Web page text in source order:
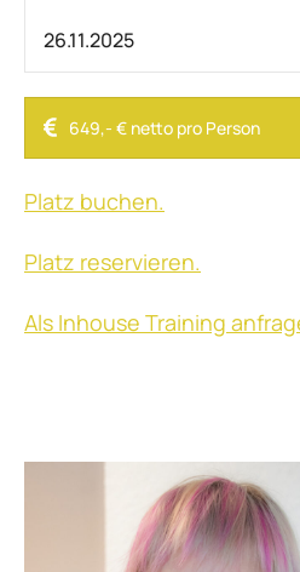
26.11.2025
649,- € netto pro Person
Platz buchen.
Platz reservieren.
Als Inhouse Training